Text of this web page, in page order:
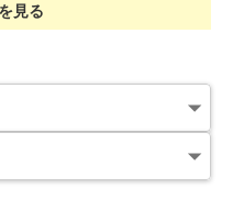
土地面積:
見る